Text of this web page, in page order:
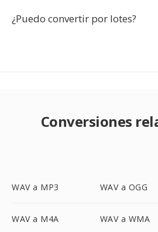
¿Puedo convertir por lotes?
Conversiones
WAV a MP3 WAV a OGG
WAV a M4A WAV a WMA